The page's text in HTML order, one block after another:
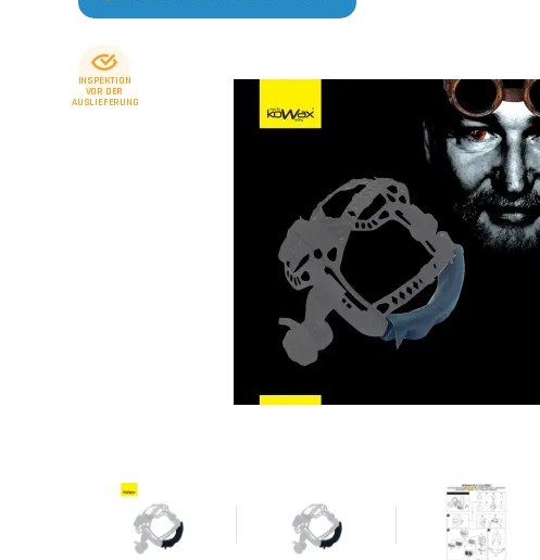
INSPEKTION
VOR DER
AUSLIEFERUNG